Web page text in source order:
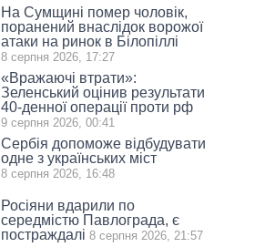
На Сумщині помер чоловік,
поранений внаслідок ворожої
атаки на ринок в Білопіллі
8 серпня 2026, 17:27
«Вражаючі втрати»:
Зеленський оцінив результати
40-денної операції проти рф
9 серпня 2026, 00:41
Сербія допоможе відбудувати
одне з українських міст
8 серпня 2026, 16:48
Росіяни вдарили по
середмістю Павлограда, є
постраждалі 8 серпня 2026, 21:57